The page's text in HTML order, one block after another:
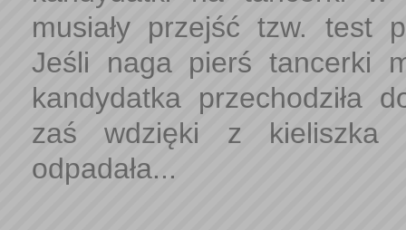
musiały przejść tzw. test
Jeśli naga pierś tancerki
kandydatka przechodziła
zaś wdzięki z kieliszka
odpadała...